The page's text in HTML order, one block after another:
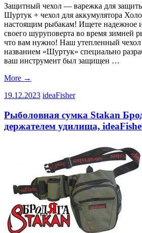
Защитный чехол — варежка для
Шуртук + чехол для аккумулятора
настоящим рыбакам! Ищете надежное
своего шуруповерта во время зимней
что вам нужно! Наш утепленный
названием «Шуртук» специально
ваш инструмент был защищен …
More →
19.12.2023 ideaFisher
Рыболовная сумка Stakan
держателем удилища,